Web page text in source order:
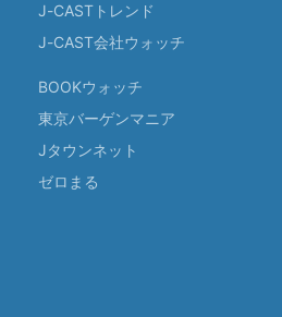
J-CASTトレンド
J-CAST会社ウォッチ
BOOKウォッチ
東京バーゲンマニア
Jタウンネット
ゼロまる